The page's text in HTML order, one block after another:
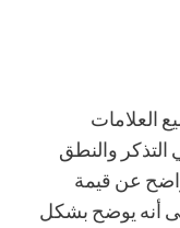
العلامات
التذكر والنطق
عن قيمة
أنه يوضح بشكل